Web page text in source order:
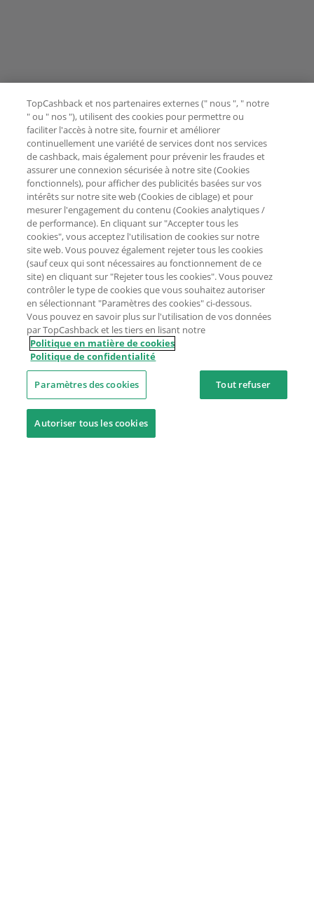
TopCashback et nos partenaires externes (" nous ", " notre
" ou " nos "), utilisent des cookies pour permettre ou
faciliter l'accès à notre site, fournir et améliorer
continuellement une variété de services dont nos services
de cashback, mais également pour prévenir les fraudes et
assurer une connexion sécurisée à notre site (Cookies
fonctionnels), pour afficher des publicités basées sur vos
intérêts sur notre site web (Cookies de ciblage) et pour
mesurer l'engagement du contenu (Cookies analytiques /
de performance). En cliquant sur "Accepter tous les
cookies", vous acceptez l'utilisation de cookies sur notre
site web. Vous pouvez également rejeter tous les cookies
(sauf ceux qui sont nécessaires au fonctionnement de ce
site) en cliquant sur "Rejeter tous les cookies". Vous pouvez
contrôler le type de cookies que vous souhaitez autoriser
en sélectionnant "Paramètres des cookies" ci-dessous.
Vous pouvez en savoir plus sur l'utilisation de vos données
par TopCashback et les tiers en lisant notre
Politique en matière de cookies
Politique de confidentialité
Paramètres des cookies Tout refuser
Autoriser tous les cookies